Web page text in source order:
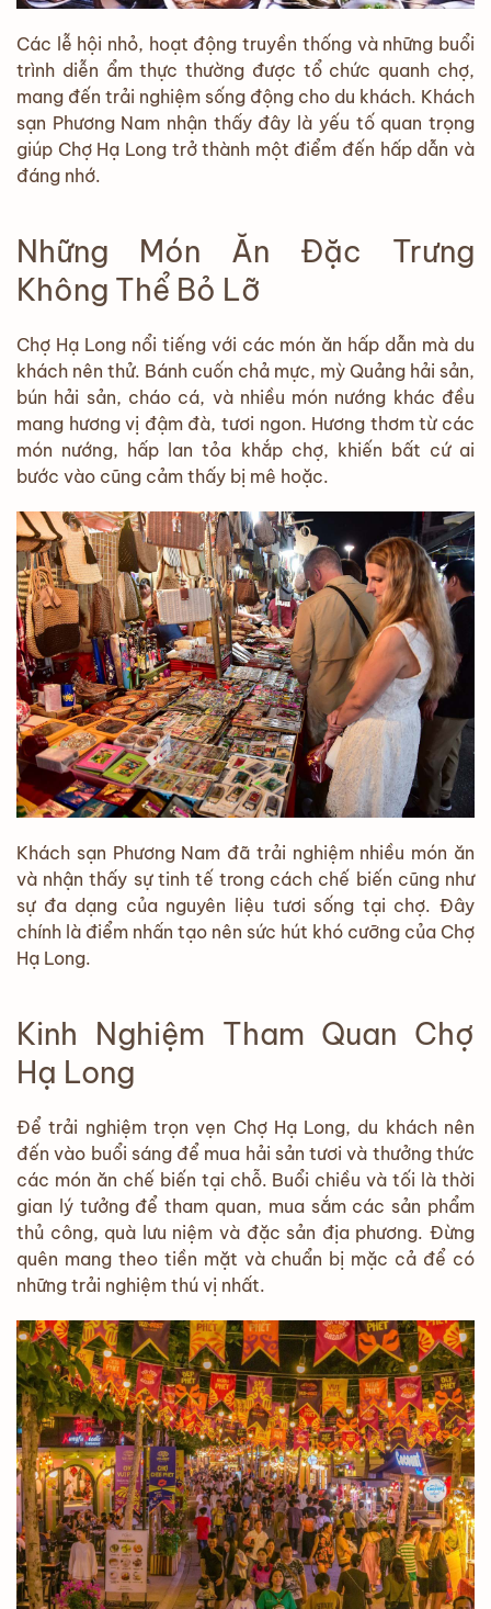
Các lễ hội nhỏ, hoạt động truyền thống và những buổi
trình diễn ẩm thực thường được tổ chức quanh chợ,
mang đến trải nghiệm sống động cho du khách. Khách
sạn Phương Nam nhận thấy đây là yếu tố quan trọng
giúp Chợ Hạ Long trở thành một điểm đến hấp dẫn và
đáng nhớ.
Những Món Ăn Đặc Trưng
Không Thể Bỏ Lỡ
Chợ Hạ Long nổi tiếng với các món ăn hấp dẫn mà du
khách nên thử. Bánh cuốn chả mực, mỳ Quảng hải sản,
bún hải sản, cháo cá, và nhiều món nướng khác đều
mang hương vị đậm đà, tươi ngon. Hương thơm từ các
món nướng, hấp lan tỏa khắp chợ, khiến bất cứ ai
bước vào cũng cảm thấy bị mê hoặc.
Khách sạn Phương Nam đã trải nghiệm nhiều món ăn
và nhận thấy sự tinh tế trong cách chế biến cũng như
sự đa dạng của nguyên liệu tươi sống tại chợ. Đây
chính là điểm nhấn tạo nên sức hút khó cưỡng của Chợ
Hạ Long.
Kinh Nghiệm Tham Quan Chợ
Hạ Long
Để trải nghiệm trọn vẹn Chợ Hạ Long, du khách nên
đến vào buổi sáng để mua hải sản tươi và thưởng thức
các món ăn chế biến tại chỗ. Buổi chiều và tối là thời
gian lý tưởng để tham quan, mua sắm các sản phẩm
thủ công, quà lưu niệm và đặc sản địa phương. Đừng
quên mang theo tiền mặt và chuẩn bị mặc cả để có
những trải nghiệm thú vị nhất.